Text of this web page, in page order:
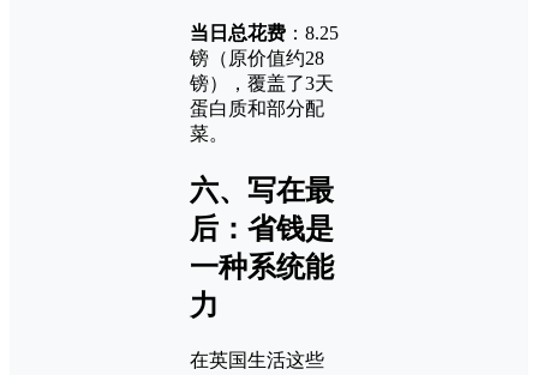
当日总花费 ：8.25
镑（原价值约28
镑），覆盖了3天
蛋白质和部分配
菜。
六、写在最
后：省钱是
一种系统能
力
在英国生活这些